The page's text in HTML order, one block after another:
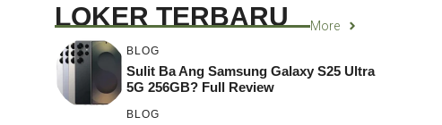
LOKER TERBARU More
BLOG
Sulit Ba Ang Samsung Galaxy S25 Ultra
5G 256GB? Full Review
BLOG